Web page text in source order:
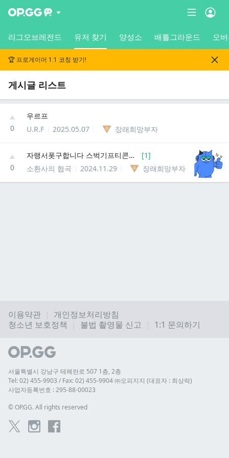
리그오브레전드 유저 찾기 양성소 배틀그라운드 오
🏆 프로게이머 1:1 코칭 받기!
게시글 리스트
0
우르프
U.R.F
2025.05.07 장래희망부자
0
자랭서폿구합니다 스벅기프티콘드림 [1]
소환사의 협곡
2024.11.29 장래희망부자
이용약관
개인정보처리방침
청소년 보호정책
불법 촬영물 신고 1:1 문의하기
서울특별시 강남구 테헤란로 507 1층, 2층
Tel: 02) 455-9903 / Fax: 02) 455-9904 ㈜오피지지 (대표자 : 최상락)
사업자등록번호 : 295-88-00023
© OP.GG. All rights reserved